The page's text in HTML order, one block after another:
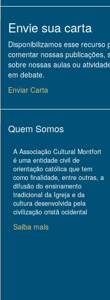
Envie sua carta
Disponibilizamos esse recurso
comentar nossas publicações,
sobre nossas aulas ou
em debate.
Enviar Carta
Quem Somos
A Associação Cultural Montfort
é uma entidade civil de
orientação católica que tem
como finalidade, entre outras, a
difusão do ensinamento
tradicional da Igreja e da
cultura desenvolvida pela
civilização cristã ocidental
Saiba mais